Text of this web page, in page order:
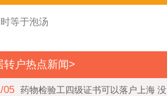
等于泡汤
转户热点新闻>
05 药物检验工四级证书可以落户上海 没